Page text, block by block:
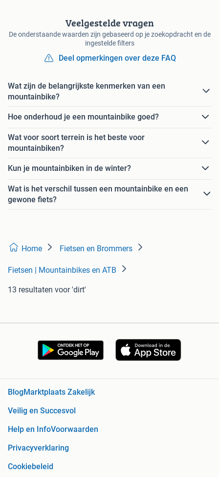
Veelgestelde vragen
De onderstaande waarden zijn gebaseerd op je zoekopdracht en de
ingestelde filters
Deel opmerkingen over deze FAQ
Wat zijn de belangrijkste kenmerken van een
mountainbike?
Hoe onderhoud je een mountainbike goed?
Wat voor soort terrein is het beste voor
mountainbiken?
Kun je mountainbiken in de winter?
Wat is het verschil tussen een mountainbike en een
gewone fiets?
Home Fietsen en Brommers
Fietsen | Mountainbikes en ATB
13 resultaten voor 'dirt'
BlogMarktplaats Zakelijk
Veilig en Succesvol
Help en InfoVoorwaarden
Privacyverklaring
Cookiebeleid